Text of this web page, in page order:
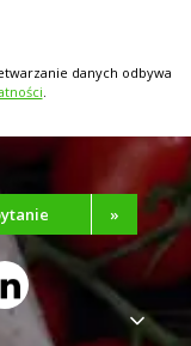
danych odbywa
»